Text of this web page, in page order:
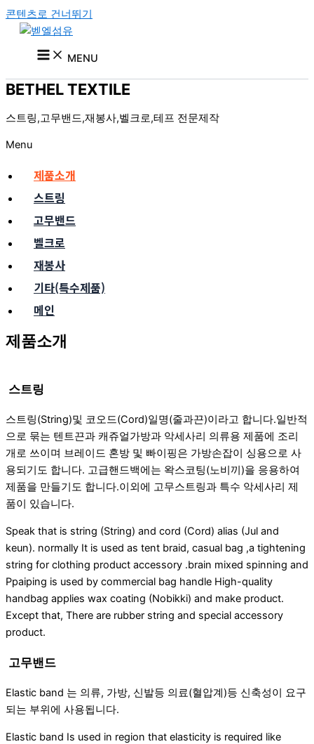
콘텐츠로 건너뛰기
MENU
BETHEL TEXTILE
스트링,고무밴드,재봉사,벨크로,테프 전문제작
Menu
제품소개
스트링
고무밴드
벨크로
재봉사
기타(특수제품)
메인
제품소개
스트링
스트링(String)및 코오드(Cord)일명(줄과끈)이라고 합니다.일반적
으로 묶는 텐트끈과 캐쥬얼가방과 악세사리 의류용 제품에 조리
개로 쓰이며 브레이드 혼방 및 빠이핑은 가방손잡이 싱용으로 사
용되기도 합니다. 고급핸드백에는 왁스코팅(노비끼)을 응용하여
제품을 만들기도 합니다.이외에 고무스트링과 특수 악세사리 제
품이 있습니다.
Speak that is string (String) and cord (Cord) alias (Jul and
keun). normally It is used as tent braid, casual bag ,a tightening
string for clothing product accessory .brain mixed spinning and
Ppaiping is used by commercial bag handle High-quality
handbag applies wax coating (Nobikki) and make product.
Except that, There are rubber string and special accessory
product.
고무밴드
Elastic band 는 의류, 가방, 신발등 의료(혈압계)등 신축성이 요구
되는 부위에 사용됩니다.
Elastic band Is used in region that elasticity is required like